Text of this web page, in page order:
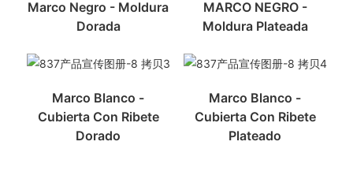
Marco Negro - Moldura
Dorada
MARCO NEGRO -
Moldura Plateada
Marco Blanco -
Cubierta Con Ribete
Dorado
Marco Blanco -
Cubierta Con Ribete
Plateado